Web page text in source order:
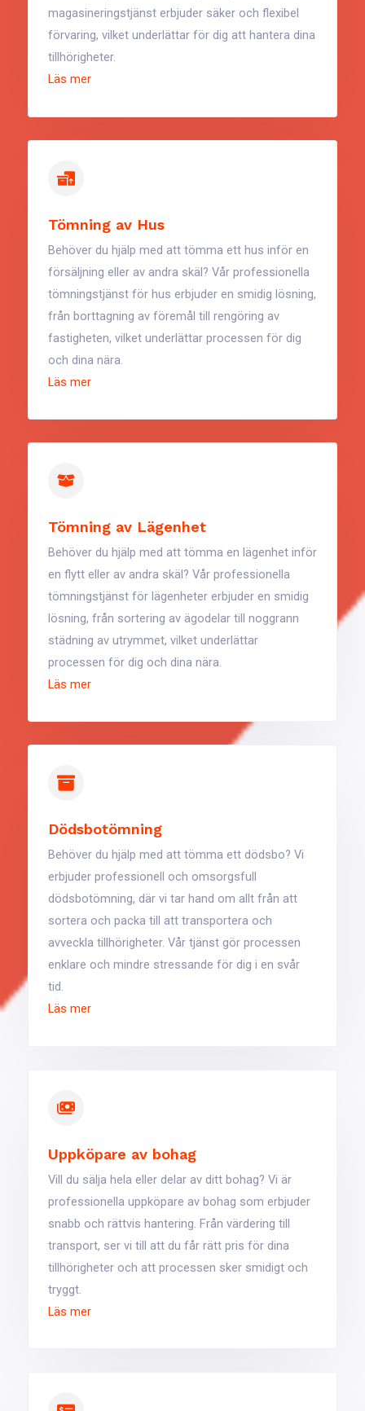
magasineringstjänst erbjuder säker och flexibel
förvaring, vilket underlättar för dig att hantera dina
tillhörigheter.
Läs mer
Tömning av Hus
Behöver du hjälp med att tömma ett hus inför en
försäljning eller av andra skäl? Vår professionella
tömningstjänst för hus erbjuder en smidig lösning,
från borttagning av föremål till rengöring av
fastigheten, vilket underlättar processen för dig
och dina nära.
Läs mer
Tömning av Lägenhet
Behöver du hjälp med att tömma en lägenhet inför
en flytt eller av andra skäl? Vår professionella
tömningstjänst för lägenheter erbjuder en smidig
lösning, från sortering av ägodelar till noggrann
städning av utrymmet, vilket underlättar
processen för dig och dina nära.
Läs mer
Dödsbotömning
Behöver du hjälp med att tömma ett dödsbo? Vi
erbjuder professionell och omsorgsfull
dödsbotömning, där vi tar hand om allt från att
sortera och packa till att transportera och
avveckla tillhörigheter. Vår tjänst gör processen
enklare och mindre stressande för dig i en svår
tid.
Läs mer
Uppköpare av bohag
Vill du sälja hela eller delar av ditt bohag? Vi är
professionella uppköpare av bohag som erbjuder
snabb och rättvis hantering. Från värdering till
transport, ser vi till att du får rätt pris för dina
tillhörigheter och att processen sker smidigt och
tryggt.
Läs mer